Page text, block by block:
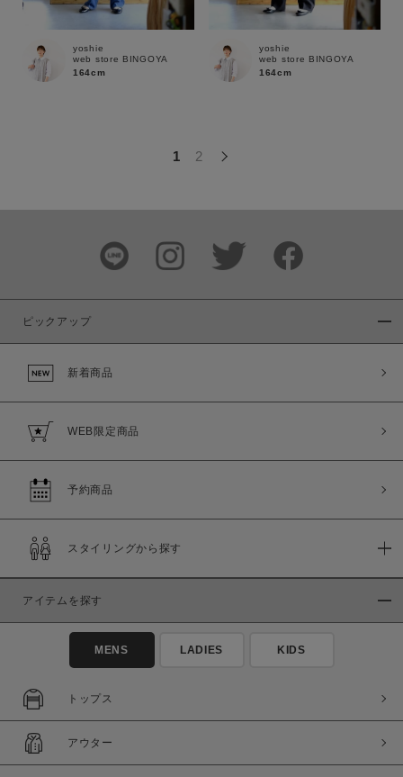
この条件で絞り込む
yoshie
web store BINGOYA
164cm
yoshie
web store BINGOYA
164cm
1 2
ピックアップ
新着商品
WEB限定商品
予約商品
スタイリングから探す
アイテムを探す
MENS LADIES KIDS
トップス
アウター